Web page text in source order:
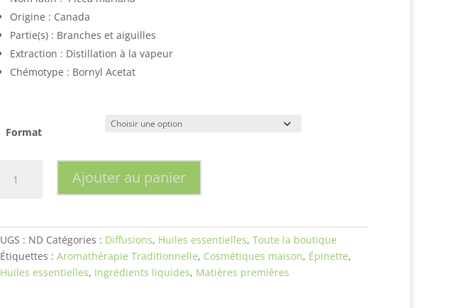
à
$68.10
Origine : Canada
Partie(s) : Branches et aiguilles
Extraction : Distillation à la vapeur
Chémotype : Bornyl Acetat
Format
wild
(picea
Ajouter au panier
UGS : ND Catégories : Diffusions, Huiles essentielles, Toute la boutique
Étiquettes : Aromathérapie Traditionnelle, Cosmétiques maison, Épinette,
Huiles essentielles, Ingrédients liquides, Matières premières